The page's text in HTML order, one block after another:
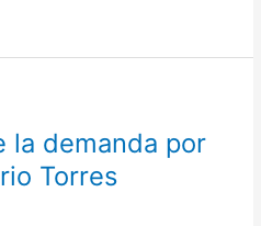
la demanda por
Torres